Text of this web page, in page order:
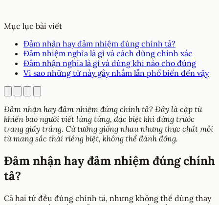
Mục lục bài viết
Đảm nhận hay đảm nhiệm đúng chính tả?
Đảm nhiệm nghĩa là gì và cách dùng chính xác
Đảm nhận nghĩa là gì và dùng khi nào cho đúng
Vì sao những từ này gây nhầm lẫn phổ biến đến vậy
Đảm nhận hay đảm nhiệm đúng chính tả? Đây là cặp từ
khiến bao người viết lúng túng, đặc biệt khi đứng trước
trang giấy trắng. Cứ tưởng giống nhau nhưng thực chất mỗi
từ mang sắc thái riêng biệt, không thể đánh đồng.
Đảm nhận hay đảm nhiệm đúng chính
tả?
Cả hai từ đều đúng chính tả, nhưng không thể dùng thay